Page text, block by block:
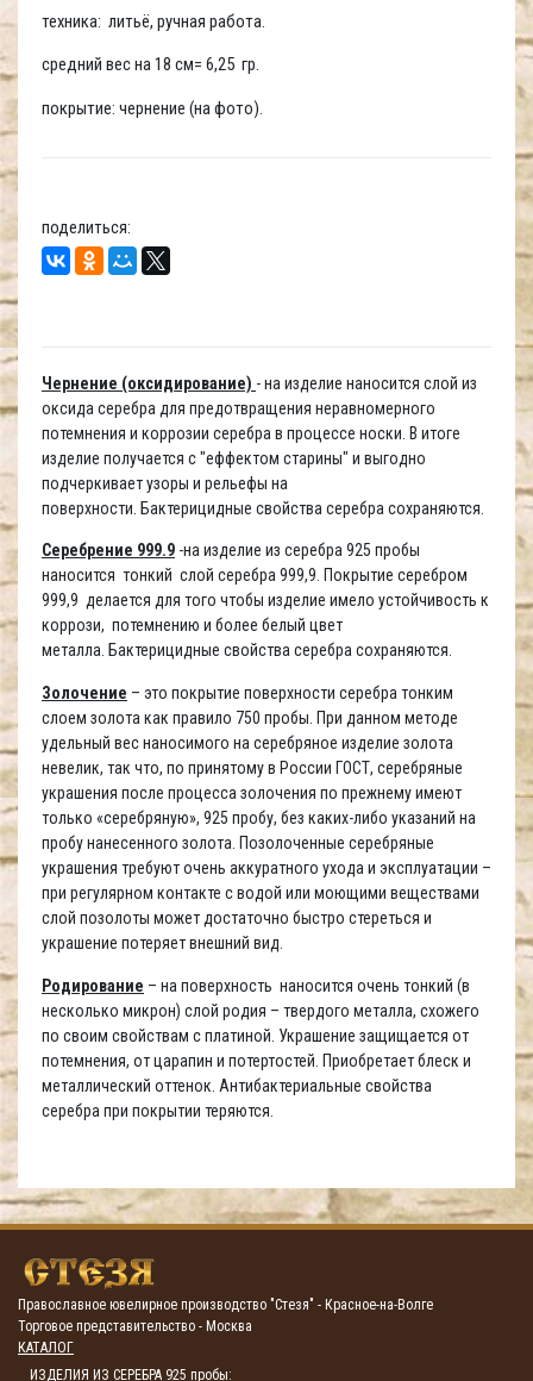
техника: литьё, ручная работа.
средний вес на 18 см= 6,25 гр.
покрытие: чернение (на фото).
поделиться:
Чернение (оксидирование) - на изделие наносится слой из
оксида серебра для предотвращения неравномерного
потемнения и коррозии серебра в процессе носки. В итоге
изделие получается с "еффектом старины" и выгодно
подчеркивает узоры и рельефы на
поверхности. Бактерицидные свойства серебра сохраняются.
Серебрение 999.9 -на изделие из серебра 925 пробы
наносится тонкий слой серебра 999,9. Покрытие серебром
999,9 делается для того чтобы изделие имело устойчивость к
коррози, потемнению и более белый цвет
металла. Бактерицидные свойства серебра сохраняются.
Золочение – это покрытие поверхности серебра тонким
слоем золота как правило 750 пробы. При данном методе
удельный вес наносимого на серебряное изделие золота
невелик, так что, по принятому в России ГОСТ, серебряные
украшения после процесса золочения по прежнему имеют
только «серебряную», 925 пробу, без каких-либо указаний на
пробу нанесенного золота. Позолоченные серебряные
украшения требуют очень аккуратного ухода и эксплуатации –
при регулярном контакте с водой или моющими веществами
слой позолоты может достаточно быстро стереться и
украшение потеряет внешний вид.
Родирование – на поверхность наносится очень тонкий (в
несколько микрон) слой родия – твердого металла, схожего
по своим свойствам с платиной. Украшение защищается от
потемнения, от царапин и потертостей. Приобретает блеск и
металлический оттенок. Антибактериальные свойства
серебра при покрытии теряются.
Православное ювелирное производство "Стезя" - Красное-на-Волге
Торговое представительство - Москва
КАТАЛОГ
ИЗДЕЛИЯ ИЗ СЕРЕБРА 925 пробы: